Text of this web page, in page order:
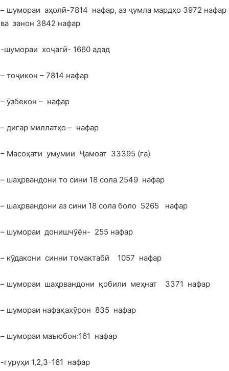
– шумораи аҳолӣ-7814 нафар, аз ҷумла мардҳо 3972 нафар
ва занон 3842 нафар
-шумораи хоҷагӣ- 1660 адад
– тоҷикон – 7814 нафар
– ӯзбекон – нафар
– дигар миллатҳо – нафар
– Масоҳати умумии Ҷамоат 33395 (га)
– шаҳрвандони то сини 18 сола 2549 нафар
– шаҳрвандони аз сини 18 сола боло 5265 нафар
– шумораи донишчӯён- 255 нафар
– кӯдакони синни томактабӣ 1057 нафар
– шумораи шаҳрвандони қобили меҳнат 3371 нафар
– шумораи нафақахӯрон 835 нафар
– шумораи маъюбон:161 нафар
-гуруҳи 1,2,3-161 нафар